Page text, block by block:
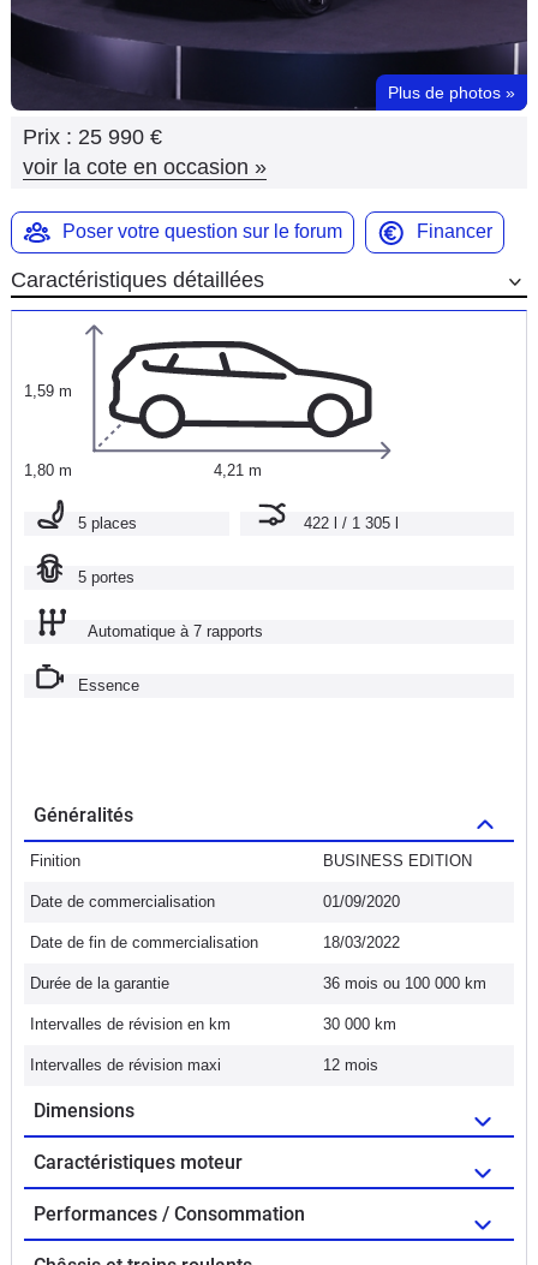
Services
Forum
Moto
Marques
Plus de photos »
Prix : 25 990 €
voir la cote en occasion »
Poser votre question sur le forum Financer
Caractéristiques détaillées
1,59 m
1,80 m 4,21 m
5 places 422 l / 1 305 l
5 portes
Automatique à 7 rapports
Essence
Généralités
Finition BUSINESS EDITION
Date de commercialisation 01/09/2020
Date de fin de commercialisation 18/03/2022
Durée de la garantie 36 mois ou 100 000 km
Intervalles de révision en km 30 000 km
Intervalles de révision maxi 12 mois
Dimensions
Caractéristiques moteur
Performances / Consommation